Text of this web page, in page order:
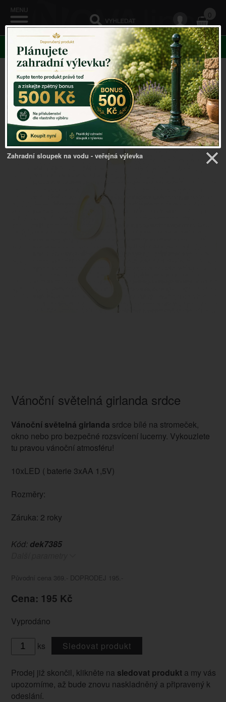
0
KATEGORIE
Venkovský domov ->Vánoční dekorace->Vánoční
světelná girlanda srdce
Vánoční světelná girlanda srdce
Vánoční světelná girlanda srdce bílé na stromeček,
okno nebo pro bezpečné rozsvícení lucerny. Vykouzlete
tu pravou vánoční atmosféru!
10xLED ( baterie 3xAA 1,5V)
Rozměry:
Záruka: 2 roky
Kód: dek7385
Původní cena 369.- DOPRODEJ 195.-
Cena: 195 Kč
Vyprodáno
ks Sledovat produkt
Prodej již skončil, klikněte na sledovat produkta my vás
upozorníme, až bude znovu naskladněný a připravený k
odeslání.
Zahradní sloupek na vodu - veřejná výlevka